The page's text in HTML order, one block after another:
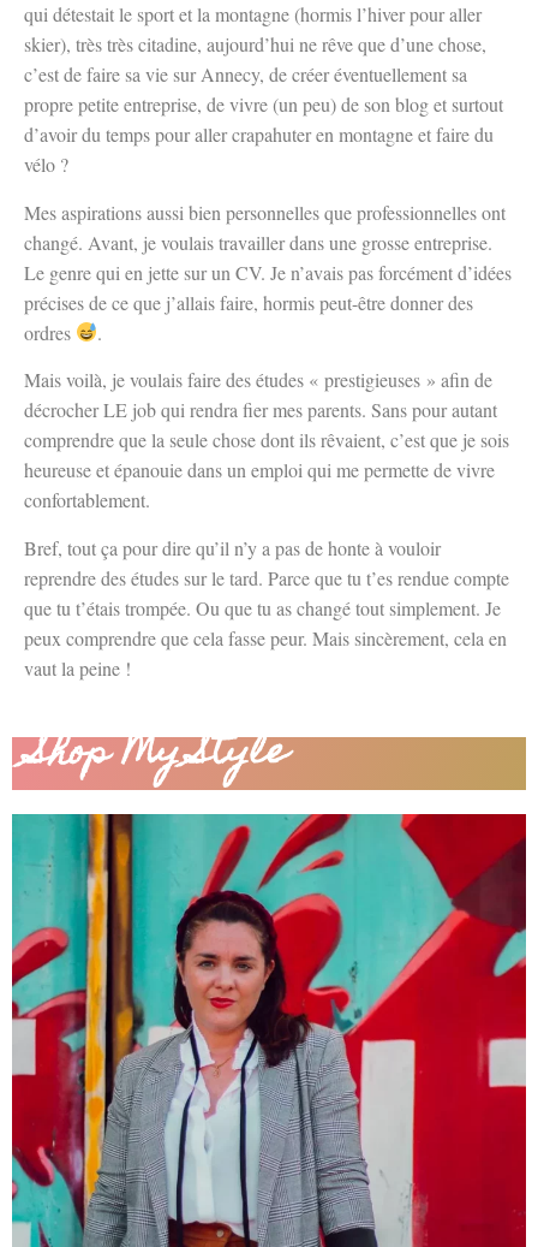
qui détestait le sport et la montagne (hormis l’hiver pour aller
skier), très très citadine, aujourd’hui ne rêve que d’une chose,
c’est de faire sa vie sur Annecy, de créer éventuellement sa
propre petite entreprise, de vivre (un peu) de son blog et surtout
d’avoir du temps pour aller crapahuter en montagne et faire du
vélo ?
Mes aspirations aussi bien personnelles que professionnelles ont
changé. Avant, je voulais travailler dans une grosse entreprise.
Le genre qui en jette sur un CV. Je n’avais pas forcément d’idées
précises de ce que j’allais faire, hormis peut-être donner des
ordres
.
Mais voilà, je voulais faire des études « prestigieuses » afin de
décrocher LE job qui rendra fier mes parents. Sans pour autant
comprendre que la seule chose dont ils rêvaient, c’est que je sois
heureuse et épanouie dans un emploi qui me permette de vivre
confortablement.
Bref, tout ça pour dire qu’il n’y a pas de honte à vouloir
reprendre des études sur le tard. Parce que tu t’es rendue compte
que tu t’étais trompée. Ou que tu as changé tout simplement. Je
peux comprendre que cela fasse peur. Mais sincèrement, cela en
vaut la peine !
Shop My Style​